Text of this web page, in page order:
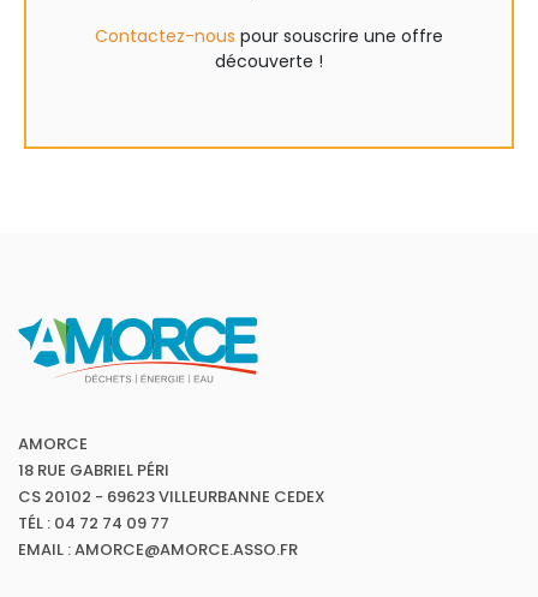
Contactez-nous pour souscrire une offre
découverte !
AMORCE
18 RUE GABRIEL PÉRI
CS 20102 - 69623 VILLEURBANNE CEDEX
TÉL : 04 72 74 09 77
EMAIL : AMORCE@AMORCE.ASSO.FR